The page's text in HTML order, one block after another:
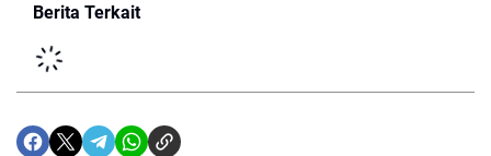
Berita Terkait